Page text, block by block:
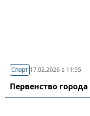
Спорт 17.02.2026 в 11:55
Первенство